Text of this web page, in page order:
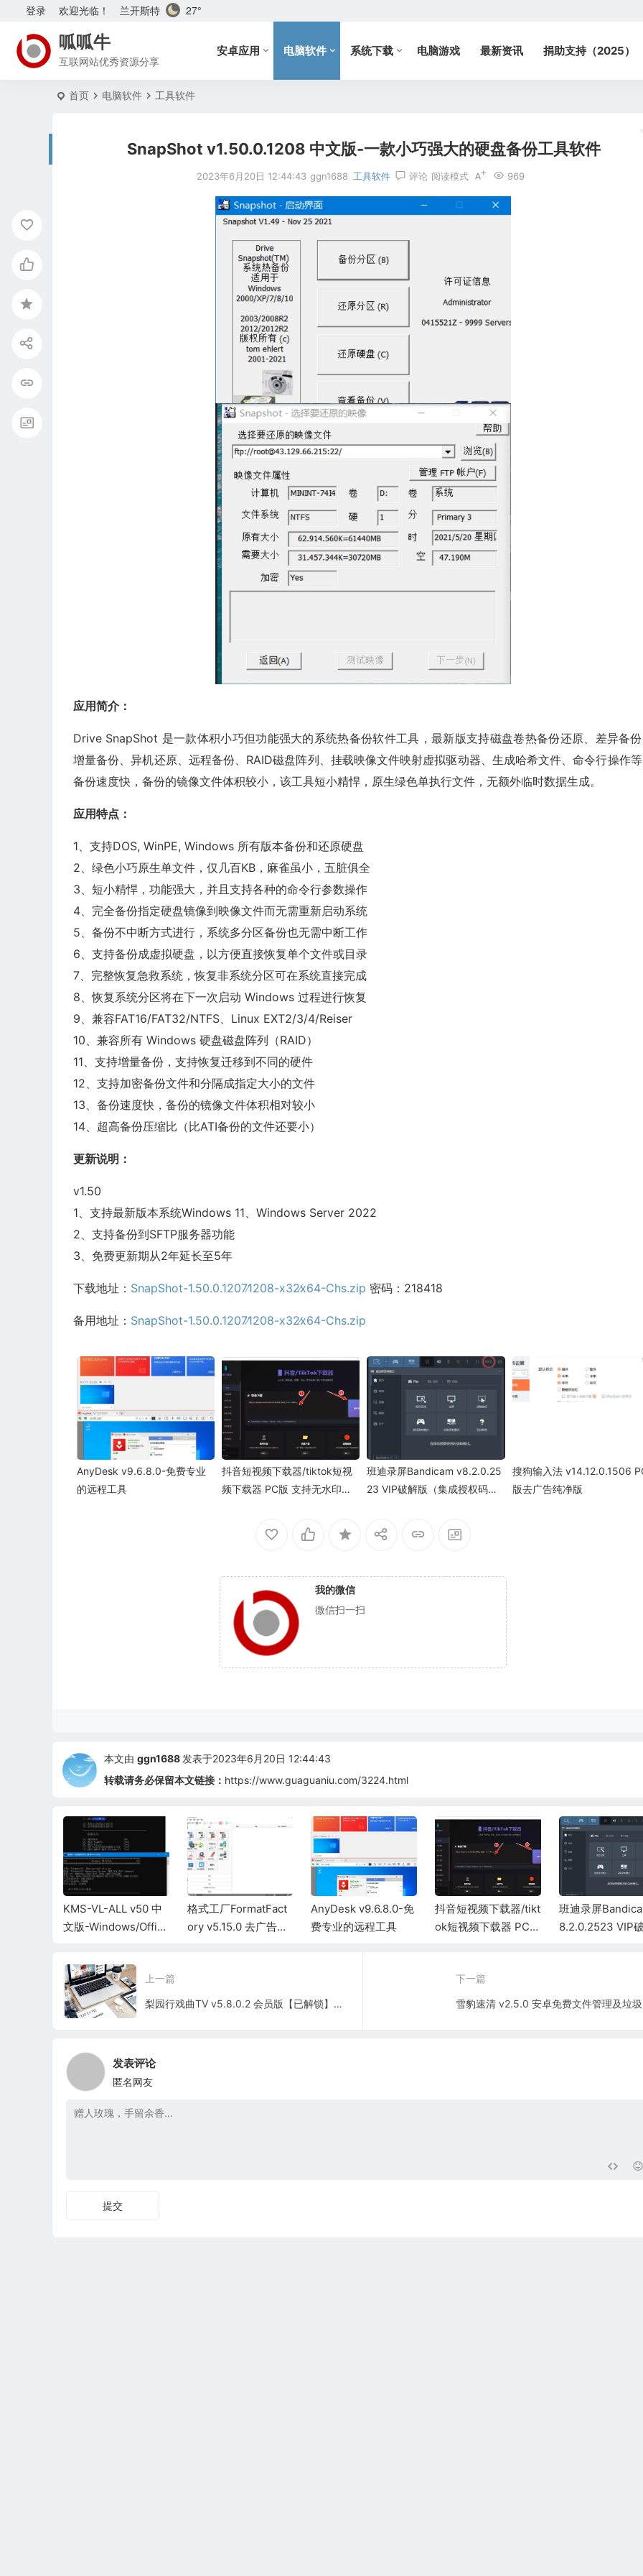
欢迎光临！
登录 兰开斯特 27°
呱呱牛
互联网站优秀资源分享
安卓应用 电脑软件 系统下载 电脑游戏 最新资讯 捐助支持（2025）
首页 电脑软件 工具软件
SnapShot v1.50.0.1208 中文版-一款小巧强大的硬盘备份工具软件
2023年6月20日 12:44:43 ggn1688 工具软件 评论 969
阅读模式
应用简介：
Drive SnapShot 是一款体积小巧但功能强大的系统热备份软件工具，最新版支持磁盘卷热备份还原、差异备
增量备份、异机还原、远程备份、RAID磁盘阵列、挂载映像文件映射虚拟驱动器、生成哈希文件、命令行操作
备份速度快，备份的镜像文件体积较小，该工具短小精悍，原生绿色单执行文件，无额外临时数据生成。
应用特点：
1、支持DOS, WinPE, Windows 所有版本备份和还原硬盘
2、绿色小巧原生单文件，仅几百KB，麻雀虽小，五脏俱全
3、短小精悍，功能强大，并且支持各种的命令行参数操作
4、完全备份指定硬盘镜像到映像文件而无需重新启动系统
5、备份不中断方式进行，系统多分区备份也无需中断工作
6、支持备份成虚拟硬盘，以方便直接恢复单个文件或目录
7、完整恢复急救系统，恢复非系统分区可在系统直接完成
8、恢复系统分区将在下一次启动 Windows 过程进行恢复
9、兼容FAT16/FAT32/NTFS、Linux EXT2/3/4/Reiser
10、兼容所有 Windows 硬盘磁盘阵列（RAID）
11、支持增量备份，支持恢复迁移到不同的硬件
12、支持加密备份文件和分隔成指定大小的文件
13、备份速度快，备份的镜像文件体积相对较小
14、超高备份压缩比（比ATI备份的文件还要小）
更新说明：
v1.50
1、支持最新版本系统Windows 11、Windows Server 2022
2、支持备份到SFTP服务器功能
3、免费更新期从2年延长至5年
下载地址： SnapShot-1.50.0.1207∕1208-x32∕x64-Chs.zip 密码：218418
备用地址： SnapShot-1.50.0.1207∕1208-x32∕x64-Chs.zip
AnyDesk v9.6.8.0-免费专业
的远程工具
抖音短视频下载器/tiktok短视
频下载器 PC版 支持无水印下
班迪录屏Bandicam v8.2.0.25
23 VIP破解版（集成授权码）
搜狗输入法 v14.12.0.1506
版去广告纯净版
我的微信
微信扫一扫
本文由 ggn1688 发表于2023年6月20日 12:44:43
转载请务必保留本文链接： https://www.guaguaniu.com/3224.html
KMS-VL-ALL v50 中
文版-Windows/Offic
格式工厂FormatFact
ory v5.15.0 去广告纯
AnyDesk v9.6.8.0-免
费专业的远程工具
抖音短视频下载器/tikt
ok短视频下载器 PC版
班迪录屏
8.2.0.2523 VIP
上一篇
梨园行戏曲TV v5.8.0.2 会员版【已解锁】支持电视+手机
下一篇
发表评论
匿名网友
提交